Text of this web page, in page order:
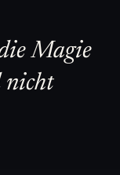
Magie
nicht